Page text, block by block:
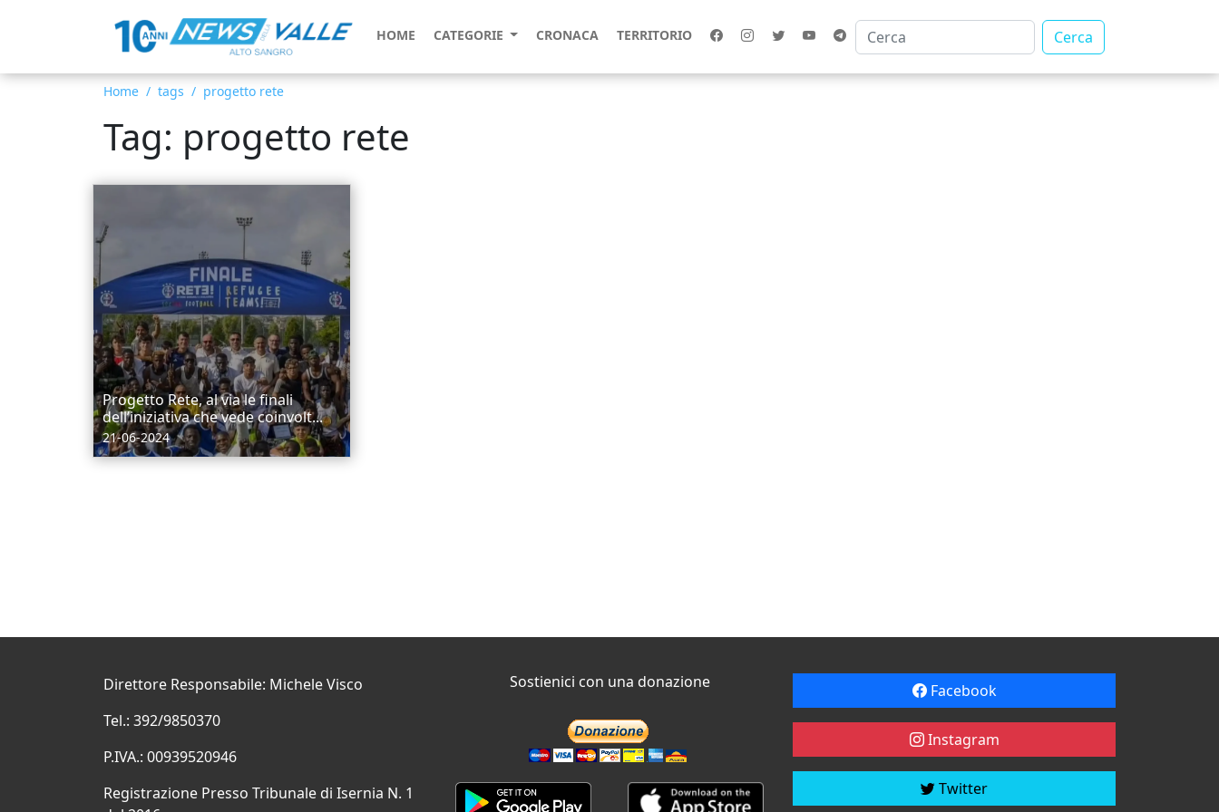
HOME CATEGORIE CRONACA TERRITORIO Cerca
Home tags progetto rete
Tag: progetto rete
Progetto Rete, al via le finali
dell’iniziativa che vede coinvolt...
21-06-2024
Direttore Responsabile: Michele Visco
Tel.: 392/9850370
P.IVA.: 00939520946
Registrazione Presso Tribunale di Isernia N. 1
Sostienici con una donazione Facebook
Instagram
Twitter